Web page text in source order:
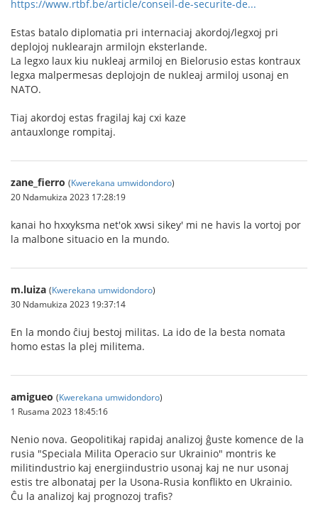
https://www.rtbf.be/article/conseil-de-securite-de...
Estas batalo diplomatia pri internaciaj akordoj/legxoj pri
deplojoj nuklearajn armilojn eksterlande.
La legxo laux kiu nukleaj armiloj en Bielorusio estas kontraux
legxa malpermesas deplojojn de nukleaj armiloj usonaj en
NATO.
Tiaj akordoj estas fragilaj kaj cxi kaze
antauxlonge rompitaj.
zane_fierro (Kwerekana umwidondoro)
20 Ndamukiza 2023 17:28:19
kanai ho hxxyksma net'ok xwsi sikey' mi ne havis la vortoj por
la malbone situacio en la mundo.
m.luiza (Kwerekana umwidondoro)
30 Ndamukiza 2023 19:37:14
En la mondo ĉiuj bestoj militas. La ido de la besta nomata
homo estas la plej militema.
amigueo (Kwerekana umwidondoro)
1 Rusama 2023 18:45:16
Nenio nova. Geopolitikaj rapidaj analizoj ĝuste komence de la
rusia "Speciala Milita Operacio sur Ukrainio" montris ke
militindustrio kaj energiindustrio usonaj kaj ne nur usonaj
estis tre albonataj per la Usona-Rusia konflikto en Ukrainio.
Ĉu la analizoj kaj prognozoj trafis?